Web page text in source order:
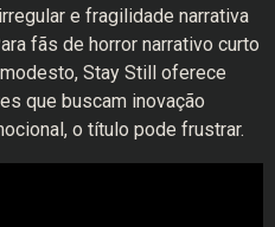
e fragilidade narrativa
fãs de horror narrativo curto
Stay Still oferece
que buscam inovação
o título pode frustrar.